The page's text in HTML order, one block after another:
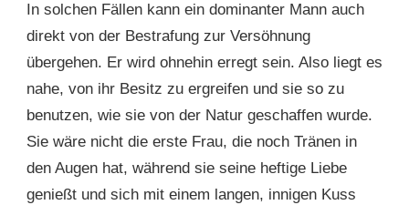
In solchen Fällen kann ein dominanter Mann auch
direkt von der Bestrafung zur Versöhnung
übergehen. Er wird ohnehin erregt sein. Also liegt es
nahe, von ihr Besitz zu ergreifen und sie so zu
benutzen, wie sie von der Natur geschaffen wurde.
Sie wäre nicht die erste Frau, die noch Tränen in
den Augen hat, während sie seine heftige Liebe
genießt und sich mit einem langen, innigen Kuss